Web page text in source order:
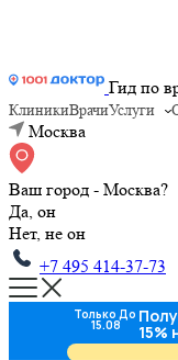
Гид по
КлиникиВрачиУслуги
Москва
Ваш город - Москва?
Да, он
Нет, не он
+7 495 414-37-73
Только До
15.08 15%